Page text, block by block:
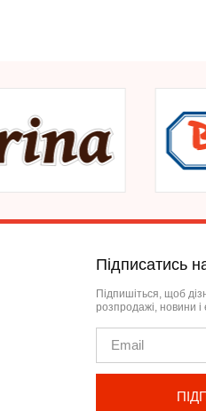
Підписатись
Підпишіться, щоб
розпродажі, новини і